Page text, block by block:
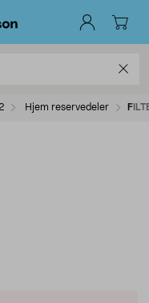
Hjem reservedeler